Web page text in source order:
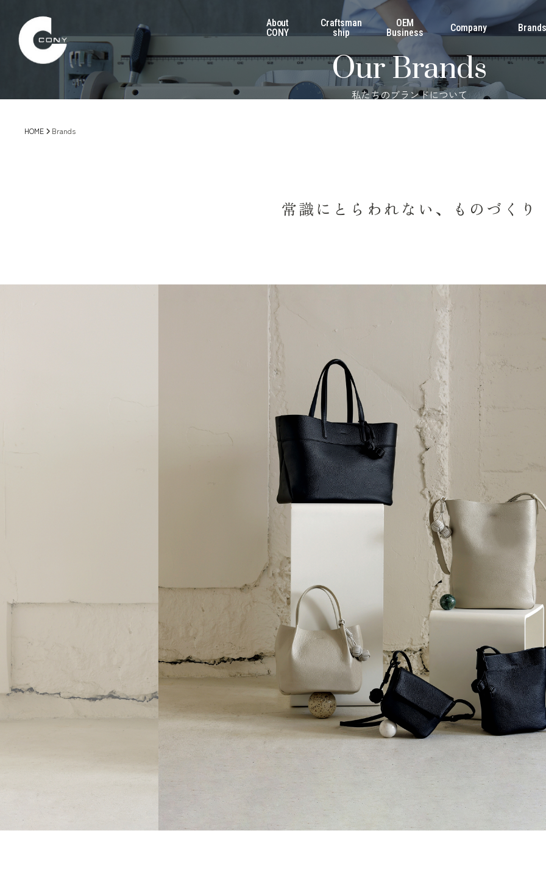
About
CONY
Craftsman
ship
OEM
Business
Company Brands
Our Brands
私たちのブランドについて
HOME Brands
常識にとらわれない、 ものづくり